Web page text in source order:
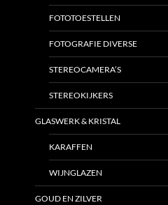
FOTOTOESTELLEN
FOTOGRAFIE DIVERSE
STEREOCAMERA’S
STEREOKIJKERS
GLASWERK & KRISTAL
KARAFFEN
WIJNGLAZEN
GOUD EN ZILVER